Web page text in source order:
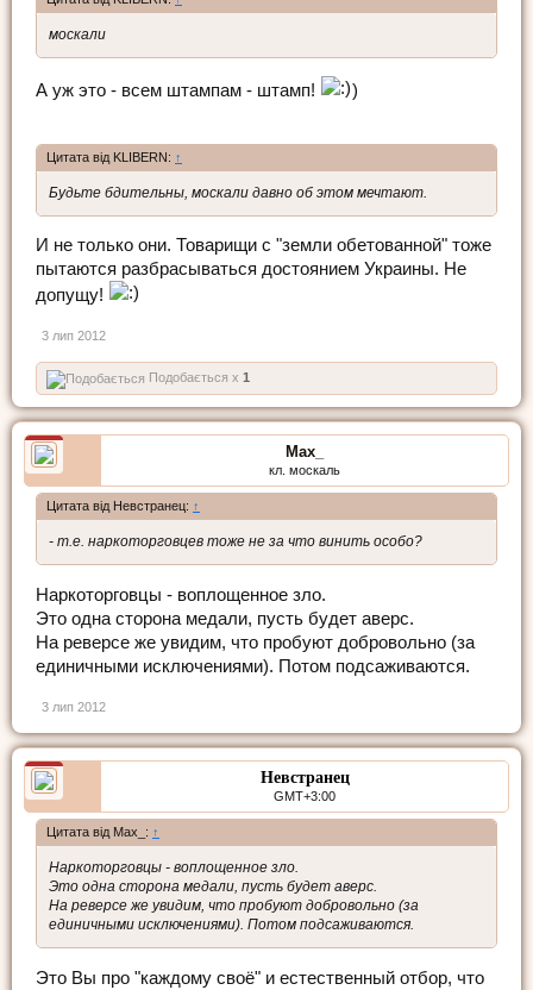
москали
А уж это - всем штампам - штамп! )
Цитата від KLIBERN: ↑
Будьте бдительны, москали давно об этом мечтают.
И не только они. Товарищи с "земли обетованной" тоже
пытаются разбрасываться достоянием Украины. Не
допущу!
3 лип 2012
Подобається x 1
Max_
кл. москаль
Цитата від Невстранец: ↑
- т.е. наркоторговцев тоже не за что винить особо?
Наркоторговцы - воплощенное зло.
Это одна сторона медали, пусть будет аверс.
На реверсе же увидим, что пробуют добровольно (за
единичными исключениями). Потом подсаживаются.
3 лип 2012
Невстранец
GMT+3:00
Цитата від Max_: ↑
Наркоторговцы - воплощенное зло.
Это одна сторона медали, пусть будет аверс.
На реверсе же увидим, что пробуют добровольно (за
единичными исключениями). Потом подсаживаются.
Это Вы про "каждому своё" и естественный отбор, что